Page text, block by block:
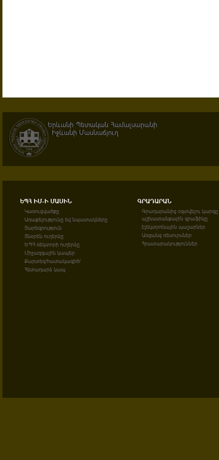
ԵՊՀ ԻՄ-Ի ՄԱՍԻՆ
Կառուցվածքը
Առաքելությունը եվ նպատակները
Տարեգրություն
Տնօրեն ուղերձը
ԵՊՀ ռեկտորի ուղերձը
Միջազգային կապեր
Քարտեզ/հատակագիծ/
Հետադարձ կապ
ԳՐԱԴԱՐԱՆ
Գրադարանից օգտվելու
աշխատանքային գրաֆիկը
Էլեկտրոնային պաշարներ
Առցանց ռեսուրսներ
Հրատարակություններ